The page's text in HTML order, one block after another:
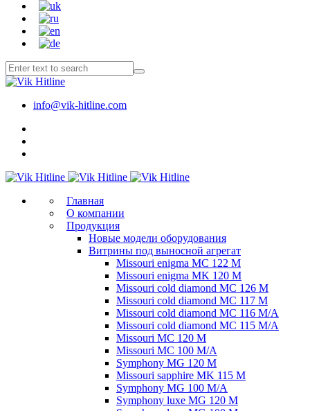
info@vik-hitline.com
Главная
О компании
Продукция
Новые модели оборудования
Витрины под выносной агрегат
Missouri enigma MC 122 M
Missouri enigma MK 120 M
Missouri cold diamond MC 126 M
Missouri cold diamond MC 117 M
Missouri cold diamond MC 116 M/A
Missouri cold diamond MC 115 M/A
Missouri MC 120 M
Missouri MC 100 M/A
Symphony MG 120 M
Missouri sapphire MK 115 M
Symphony MG 100 M/А
Symphony luxe MG 120 M